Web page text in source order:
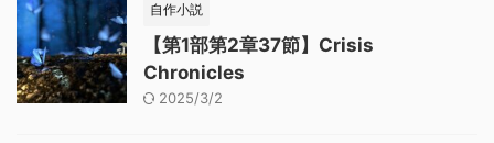
自作小説
【第1部第2章37節】Crisis
Chronicles
2025/3/2